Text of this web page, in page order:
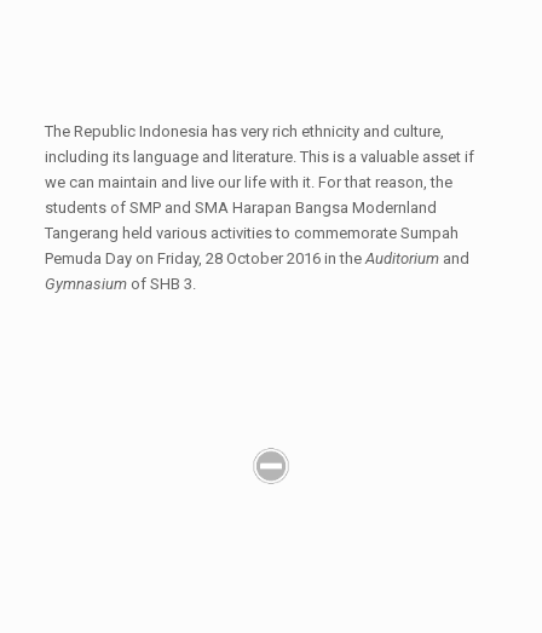
The Republic Indonesia has very rich ethnicity and culture,
including its language and literature. This is a valuable asset if
we can maintain and live our life with it. For that reason, the
students of SMP and SMA Harapan Bangsa Modernland
Tangerang held various activities to commemorate Sumpah
Pemuda Day on Friday, 28 October 2016 in theAuditorium and
Gymnasium of SHB 3.